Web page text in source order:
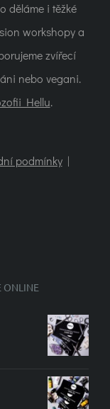
děláme i těžké
workshopy a
zvířecí
nebo vegani.
Hellu.
podmínky|
ONLINE